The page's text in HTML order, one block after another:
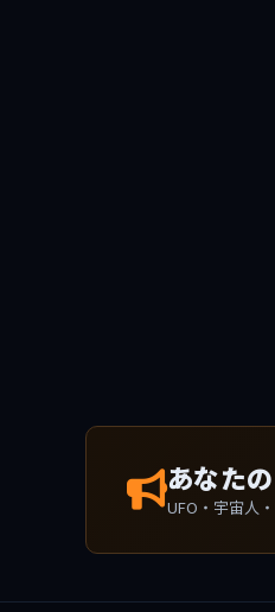
あなたの
UFO・宇宙人